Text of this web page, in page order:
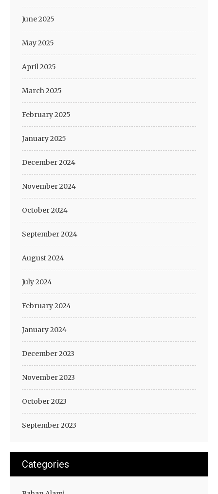
June 2025
May 2025
April 2025
March 2025
February 2025
January 2025
December 2024
November 2024
October 2024
September 2024
August 2024
July 2024
February 2024
January 2024
December 2023
November 2023
October 2023
September 2023
Categories